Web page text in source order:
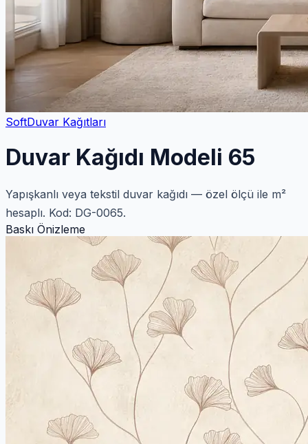
SoftDuvar Kağıtları
Duvar Kağıdı Modeli 65
Yapışkanlı veya tekstil duvar kağıdı — özel ölçü ile m²
hesaplı. Kod: DG-0065.
Baskı Önizleme